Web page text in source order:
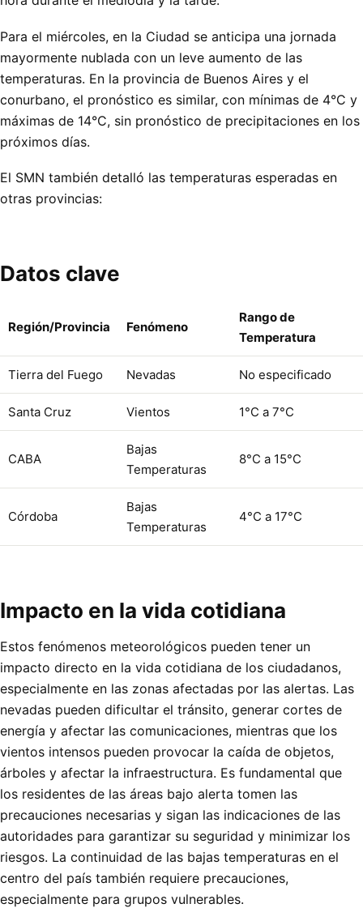
Para el miércoles, en la Ciudad se anticipa una jornada
mayormente nublada con un leve aumento de las
temperaturas. En la provincia de Buenos Aires y el
conurbano, el pronóstico es similar, con mínimas de 4°C y
máximas de 14°C, sin pronóstico de precipitaciones en los
próximos días.
El SMN también detalló las temperaturas esperadas en
otras provincias:
Datos clave
Región/Provincia Fenómeno
Rango de
Temperatura
Tierra del Fuego Nevadas No especificado
Santa Cruz Vientos 1°C a 7°C
CABA
Bajas
Temperaturas
8°C a 15°C
Córdoba
Bajas
Temperaturas
4°C a 17°C
Impacto en la vida cotidiana
Estos fenómenos meteorológicos pueden tener un
impacto directo en la vida cotidiana de los ciudadanos,
especialmente en las zonas afectadas por las alertas. Las
nevadas pueden dificultar el tránsito, generar cortes de
energía y afectar las comunicaciones, mientras que los
vientos intensos pueden provocar la caída de objetos,
árboles y afectar la infraestructura. Es fundamental que
los residentes de las áreas bajo alerta tomen las
precauciones necesarias y sigan las indicaciones de las
autoridades para garantizar su seguridad y minimizar los
riesgos. La continuidad de las bajas temperaturas en el
centro del país también requiere precauciones,
especialmente para grupos vulnerables.